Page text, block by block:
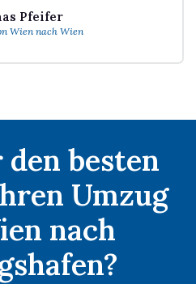
Pfeifer
Wien nach Wien
besten
Umzug
nach